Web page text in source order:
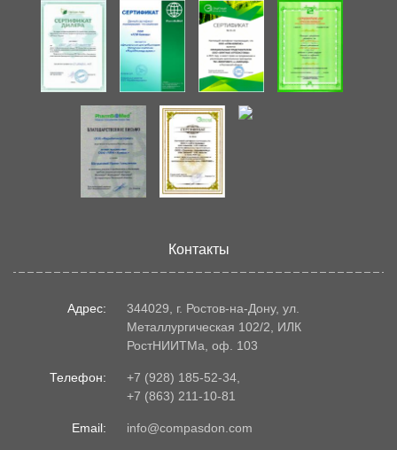
Контакты
Адрес:
344029, г. Ростов-на-Дону, ул.
Металлургическая 102/2, ИЛК
РостНИИТМа, оф. 103
Телефон: +7 (928) 185-52-34,
+7 (863) 211-10-81
Email: info@compasdon.com